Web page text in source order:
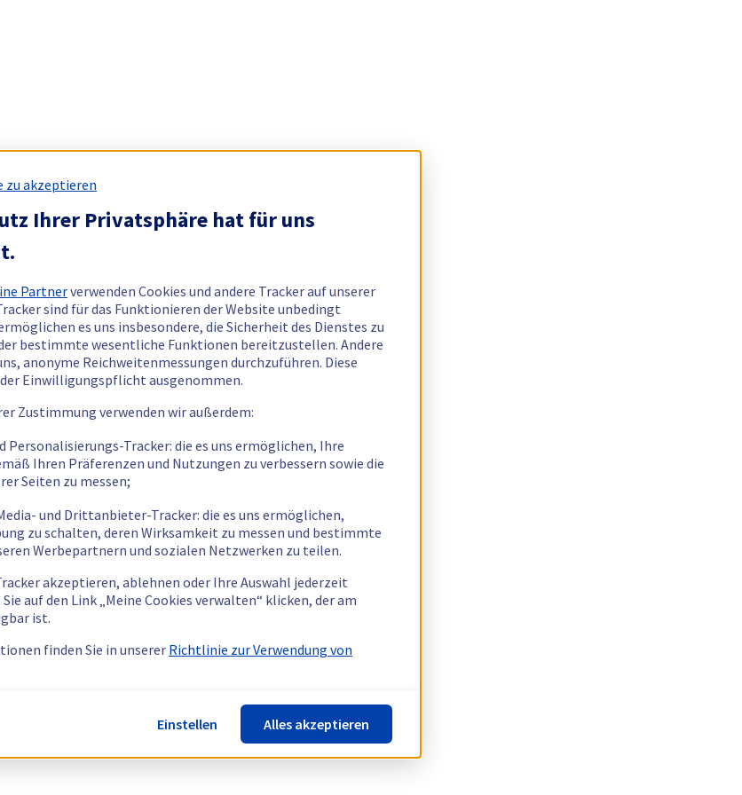
zu akzeptieren
Ihrer Privatsphäre hat für uns
Partnerverwenden Cookies und andere Tracker auf unserer
sind für das Funktionieren der Website unbedingt
es uns insbesondere, die Sicherheit des Dienstes zu
bestimmte wesentliche Funktionen bereitzustellen. Andere
anonyme Reichweitenmessungen durchzuführen. Diese
Einwilligungspflicht ausgenommen.
Zustimmung verwenden wir außerdem:
Personalisierungs-Tracker: die es uns ermöglichen, Ihre
Ihren Präferenzen und Nutzungen zu verbessern sowie die
Seiten zu messen;
und Drittanbieter-Tracker: die es uns ermöglichen,
zu schalten, deren Wirksamkeit zu messen und bestimmte
Werbepartnern und sozialen Netzwerken zu teilen.
akzeptieren, ablehnen oder Ihre Auswahl jederzeit
auf den Link „Meine Cookies verwalten“ klicken, der am
ist.
finden Sie in unserer Richtlinie zur Verwendung von
Einstellen Alles akzeptieren